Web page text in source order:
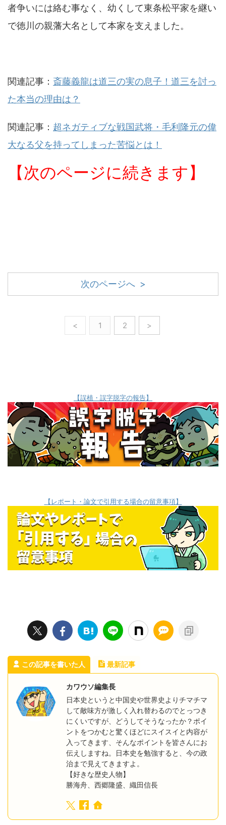
者争いには絡む事なく、幼くして東条松平家を継い
で徳川の親藩大名として本家を支えました。
関連記事： 斎藤義龍は道三の実の息子！道三を討っ
た本当の理由は？
関連記事： 超ネガティブな戦国武将・毛利隆元の偉
大なる父を持ってしまった苦悩とは！
【次のページに続きます】
次のページへ >
< 1 2 >
【誤植・誤字脱字の報告】
【レポート・論文で引用する場合の留意事項】
この記事を書いた人 最新記事
カワウソ編集長
日本史というと中国史や世界史よりチマチマ
して敵味方が激しく入れ替わるのでとっつき
にくいですが、どうしてそうなったか？ポイ
ントをつかむと驚くほどにスイスイと内容が
入ってきます、そんなポイントを皆さんにお
伝えしますね。日本史を勉強すると、今の政
治まで見えてきますよ。
【好きな歴史人物】
勝海舟、西郷隆盛、織田信長